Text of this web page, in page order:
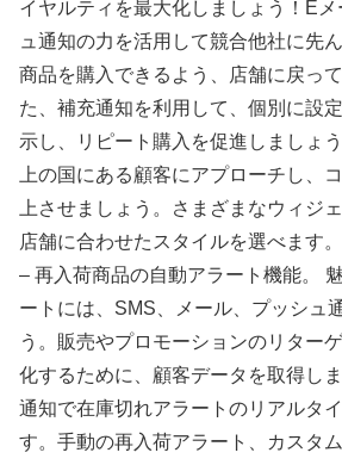
イヤルティを最大化しましょう！E
ュ通知の力を活用して競合他社に先
商品を購入できるよう、店舗に戻っ
た、補充通知を利用して、個別に設
示し、リピート購入を促進しましょ
上の国にある顧客にアプローチし、
上させましょう。さまざまなウィジ
店舗に合わせたスタイルを選べます
– 再入荷商品の自動アラート機能。
ートには、SMS、メール、プッシュ
う。販売やプロモーションのリター
化するために、顧客データを取得し
通知で在庫切れアラートのリアルタ
す。手動の再入荷アラート、カスタ